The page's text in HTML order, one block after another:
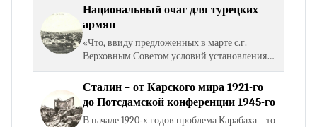
время я позволю себе обратить внимание
Генералиссимуса на…
Национальный очаг для турецких
армян
«Что, ввиду предложенных в марте с.г.
Верховным Советом условий установления
мира между Грецией и Турцией, в
соответствии с которыми Державы
предложили создать Национальный очаг…
Сталин – от Карского мира 1921-го
до Потсдамской конференции 1945-го
В начале 1920‑х годов проблема Карабаха – то